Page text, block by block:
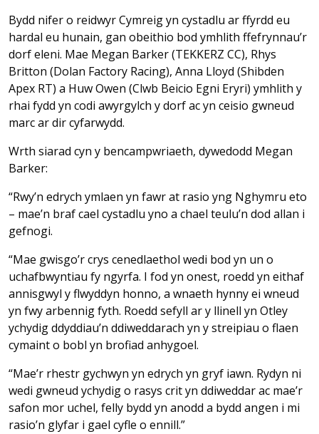
Bydd nifer o reidwyr Cymreig yn cystadlu ar ffyrdd eu
hardal eu hunain, gan obeithio bod ymhlith ffefrynnau’r
dorf eleni. Mae Megan Barker (TEKKERZ CC), Rhys
Britton (Dolan Factory Racing), Anna Lloyd (Shibden
Apex RT) a Huw Owen (Clwb Beicio Egni Eryri) ymhlith y
rhai fydd yn codi awyrgylch y dorf ac yn ceisio gwneud
marc ar dir cyfarwydd.
Wrth siarad cyn y bencampwriaeth, dywedodd Megan
Barker:
“Rwy’n edrych ymlaen yn fawr at rasio yng Nghymru eto
– mae’n braf cael cystadlu yno a chael teulu’n dod allan i
gefnogi.
“Mae gwisgo’r crys cenedlaethol wedi bod yn un o
uchafbwyntiau fy ngyrfa. I fod yn onest, roedd yn eithaf
annisgwyl y flwyddyn honno, a wnaeth hynny ei wneud
yn fwy arbennig fyth. Roedd sefyll ar y llinell yn Otley
ychydig ddyddiau’n ddiweddarach yn y streipiau o flaen
cymaint o bobl yn brofiad anhygoel.
“Mae’r rhestr gychwyn yn edrych yn gryf iawn. Rydyn ni
wedi gwneud ychydig o rasys crit yn ddiweddar ac mae’r
safon mor uchel, felly bydd yn anodd a bydd angen i mi
rasio’n glyfar i gael cyfle o ennill.”